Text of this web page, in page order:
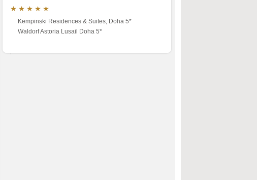
Kempinski Residences & Suites, Doha 5*
Waldorf Astoria Lusail Doha 5*